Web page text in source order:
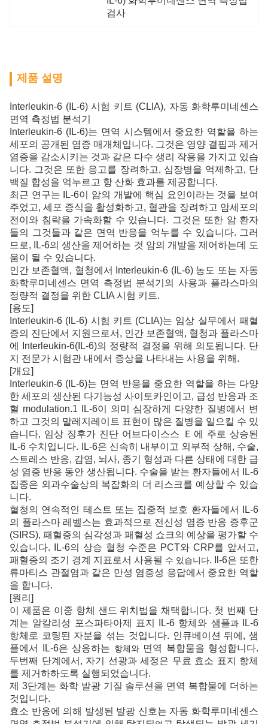
검사
제품 설명
Interleukin-6 (IL-6) 시험 키트 (CLIA), 자동 화학루미네센스
면역 측정법 분석기
Interleukin-6 (IL-6)는 면역 시스템에서 중요한 역할을 하는
세포의 공개된 염증 매개체입니다. 그것은 영양 결핍과 제거
염증을 감소시키는 것과 같은 다수 생리 작용을 가지고 있습
니다. 그것은 또한 응고를 장려하고, 심장병을 억제하고, 단
백질 합성을 억누르고 항 산화 효과를 제공합니다.
최근 연구는 IL-6이 암의 개발에 핵심 요인이라는 것을 보여
주었고, 세포 증식을 활성화하고, 혈관을 장려하고 암세포의
전이와 침략을 가속화할 수 있습니다. 그것은 또한 암 환자
들의 그것들과 같은 면역 반응을 억누를 수 있습니다. 그러
므로, IL-6의 생산을 제어하는 것 암의 개발을 제어하는데 도
움이 될 수 있습니다.
인간 보존혈액, 혈청에서 Interleukin-6 (IL-6) 농도 또는 자동
화학루미네센스 면역 측정법 분석기의
사용과 플라스마의
정량적 결정을 위한 CLIA 시험 키트.
[용도]
Interleukin-6 (IL-6) 시험 키트 (CLIA)는 임상 실무에서 패혈
증의 진단에서 지원으로서, 인간 보존혈액, 혈청과 플라스마
에 Interleukin-6(IL-6)의 정량적 결정을 위해 의도됩니다. 단
지 전문가 시험관 내에서 증상을 나타내는 사용을 위해.
[개요]
Interleukin-6 (IL-6)는 면역 반응을 중요한 역할을 하는 다양
한 세포의 생산된 다기능성 사이토카인이고, 급성 반응과 조
혈 modulation.1 IL-6이 의미 심장하게 다양한 질병에서 변
하고 그것의 말레지레이트 표현이 많은 질병을 일으킬 수 있
습니다, 임상 징후가 진단 어브다이스스 Ｅ에 주로 상승된
IL-6 수치입니다. IL-6은 신속히 내부이고 외부적 상해, 수술,
스트레스 반응, 감염, 뇌사, 종기 형성과 다른 상태에 대한 급
성 염증 반응 동안 생산됩니다. 수술을 받는 환자들에서
IL-6
집중은 외과수술상의 복잡화의 더 리스크를 예상할 수 있습
니다.
혈청의 연속적인 테스트 또는 집중적 보호 환자들에서 IL-6
의 플라스마 레벨스는 효과적으로 전신성 염증 반응 증후군
(SIRS), 패혈증의 심각성과 패혈성 쇼크의 예상을 평가할 수
있습니다. IL-6의 상승 혈청 수준은 PCT와 CRP를 앞서고,
패혈증의 조기 경계 지표로서 사용될 수 있습니다. Il-6은 또한
류마티스 관절염과 같은 만성 염증성 응답에서 중요한 역할
을 합니다.
[원리]
이 제품은 이중 항체 샌드 위치법을 채택합니다. 첫 번째 단
계는 알칼리성 포스파타아제 표지 IL-6 항체와 샘플과
IL-6
항체로 코팅된 자분을 섞는 것입니다. 인큐베이션 뒤에, 샘
플에서
IL-6은 상응하는 항체와 면역 복합물을 형성합니다.
두번째 단계에서, 자기 선광과 세정은 무료 효소 표지 항체
를 제거하하도록 실행되었습니다.
제 3단계는 화학 발광 기질 솔루션을 면역 복합물에 더하는
것입니다.
효소 반응에 의해 발생된 발광 신호는 자동 화학루미네센스